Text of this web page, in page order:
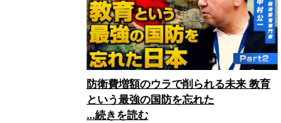
防衛費増額のウラで削られる未来 教育
という最強の国防を忘れた
...続きを読む